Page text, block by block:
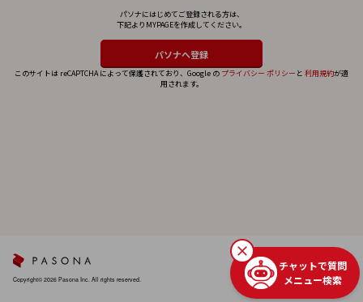
パソナにはじめてご登録される方は、
下記よりMYPAGEを作成してください。
このサイトは reCAPTCHA によって保護されており、Google の プライバシー ポリシー と 利用規約が適
用されます。
Copyright© 2026 Pasona Inc. All rights reserved.
チャットで質問
メニュー検索